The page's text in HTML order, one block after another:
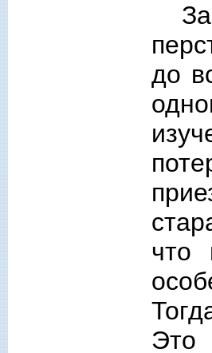
до
что
Это